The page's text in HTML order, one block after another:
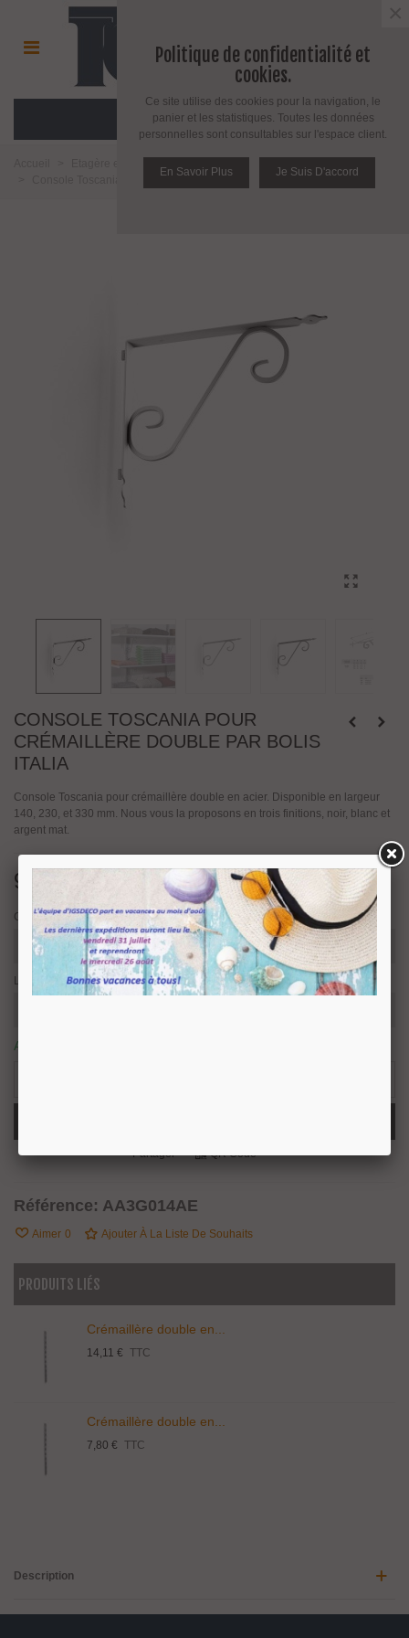
MENU
CONSOLE TOSCANIA POUR
CRÉMAILLÈRE DOUBLE PAR BOLIS
ITALIA
Console Toscania pour crémaillère double en acier. Disponible en largeur
140, 230, et 330 mm. Nous vous la proposons en trois finitions, noir, blanc et
argent mat.
9,73 €
Couleur
Largeur
Article disponible sous 8/10 jours ouvrés.
Partager QR Code
Référence: AA3G014AE
Aimer 0 Ajouter À La Liste De Souhaits
PRODUITS LIÉS
Crémaillère double en...
14,11 € TTC
Crémaillère double en...
7,80 € TTC
Description
Politique de confidentialité et
cookies.
Ce site utilise des cookies pour la navigation, le
panier et les statistiques. Toutes les données
personnelles sont consultables sur l'espace client.
En Savoir Plus Je Suis D'accord